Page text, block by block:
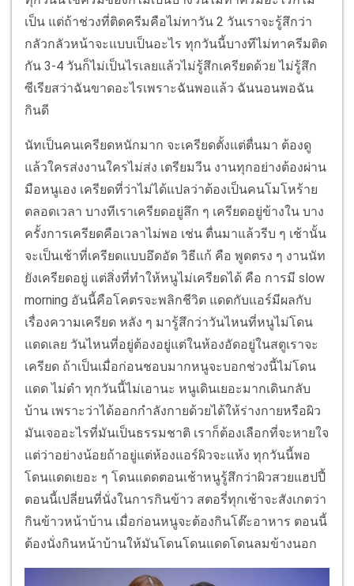
เป็น แต่ถ้าช่วงที่ติดครีมคือไม่ทาวัน 2 วันเราจะรู้สึกว่า
กลัวกลัวหน้าจะแบบเป็นอะไร ทุกวันนี้บางทีไม่ทาครีมติด
กัน 3-4 วันก็ไม่เป็นไรเลยแล้วไม่รู้สึกเครียดด้วย ไม่รู้สึก
ซีเรียสว่าฉันขาดอะไรเพราะฉันพอแล้ว ฉันนอนพอฉัน
กินดี
นัทเป็นคนเครียดหนักมาก จะเครียดตั้งแต่ตื่นมา ต้องดู
แล้วใครส่งงานใครไม่ส่ง เตรียมวีน งานทุกอย่างต้องผ่าน
มือหนูเอง เครียดที่ว่าไม่ได้แปลว่าต้องเป็นคนโมโหร้าย
ตลอดเวลา บางทีเราเครียดอยู่ลึก ๆ เครียดอยู่ข้างใน บาง
ครั้งการเครียดคือเวลาไม่พอ เช่น ตื่นมาแล้วรีบ ๆ เช้านั้น
จะเป็นเช้าที่เครียดแบบอึดอัด วิธีแก้ คือ พูดตรง ๆ งานนัท
ยังเครียดอยู่ แต่สิ่งที่ทำให้หนูไม่เครียดได้ คือ การมี slow
morning อันนี้คือโคตรจะพลิกชีวิต แดดกับแอร์มีผลกับ
เรื่องความเครียด หลัง ๆ มารู้สึกว่าวันไหนที่หนูไม่โดน
แดดเลย วันไหนที่อยู่ต้องอยู่แต่ในห้องอัดอยู่ในสตูเราจะ
เครียด ถ้าเป็นเมื่อก่อนชอบมากหนูจะบอกช่วงนี้ไม่โดน
แดด ไม่ดำ ทุกวันนี้ไม่เอานะ หนูเดินเยอะมากเดินกลับ
บ้าน เพราะว่าได้ออกกำลังกายด้วยได้ให้ร่างกายหรือผิว
มันเจออะไรที่มันเป็นธรรมชาติ เราก็ต้องเลือกที่จะหายใจ
แต่ว่าอย่างน้อยถ้าอยู่แต่ห้องแอร์ผิวจะแห้ง ทุกวันนี้พอ
โดนแดดเยอะ ๆ โดนแดดตอนเช้าหนูรู้สึกว่าผิวสวยแฮปปี้
ตอนนี้เปลี่ยนที่นั่งในการกินข้าว สตอรี่ทุกเช้าจะสังเกตว่า
กินข้าวหน้าบ้าน เมื่อก่อนหนูจะต้องกินโต๊ะอาหาร ตอนนี้
ต้องนั่งกินหน้าบ้านให้มันโดนโดนแดดโดนลมข้างนอก